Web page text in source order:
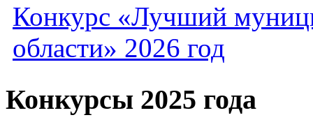
Конкурс «Лучший
области» 2026 год
Конкурсы 2025 года